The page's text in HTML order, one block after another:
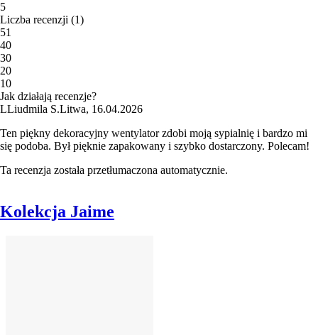
5
Liczba recenzji (1)
51
40
30
20
10
Jak działają recenzje?
LLiudmila S.Litwa, 16.04.2026
Ten piękny dekoracyjny wentylator zdobi moją sypialnię i bardzo mi
się podoba. Był pięknie zapakowany i szybko dostarczony. Polecam!
Ta recenzja została przetłumaczona automatycznie.
Kolekcja Jaime